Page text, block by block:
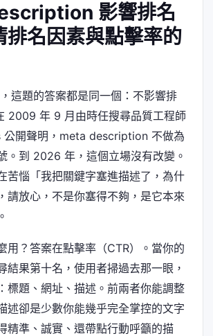
影響排名
排名因素與點擊率的
這題的答案都是同一個：不影響排
2009 年 9 月由時任搜尋品質工程師
開聲明，meta description 不做為
。到 2026 年，這個立場沒有改變。
苦惱「我把關鍵字塞進描述了，為什
請放心，不是你塞得不夠，是它本來
用？答案在點擊率（CTR）。當你的
結果第十名，使用者掃過去那一眼，
標題、網址、描述。前兩者你能調整
述卻是少數你能幾乎完全掌控的文字
精準、誠實、還帶點行動呼籲的描